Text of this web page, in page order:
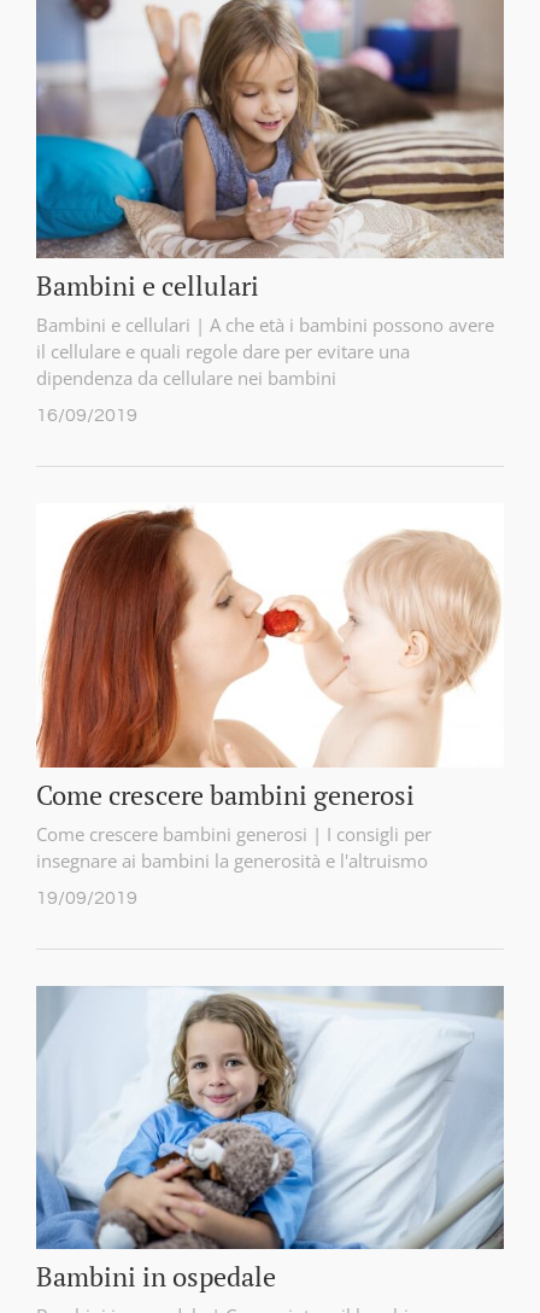
Bambini e cellulari
Bambini e cellulari | A che età i bambini possono avere
il cellulare e quali regole dare per evitare una
dipendenza da cellulare nei bambini
16/09/2019
Come crescere bambini generosi
Come crescere bambini generosi | I consigli per
insegnare ai bambini la generosità e l'altruismo
19/09/2019
Bambini in ospedale